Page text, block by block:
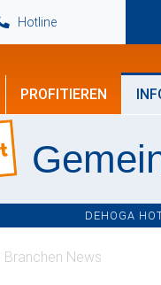
Hotline
PROFITIEREN
DEHOGA
Branchen News